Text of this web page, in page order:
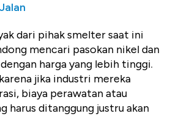
dari pihak smelter saat ini
mencari pasokan nikel dan
harga yang lebih tinggi.
jika industri mereka
biaya perawatan atau
harus ditanggung justru akan